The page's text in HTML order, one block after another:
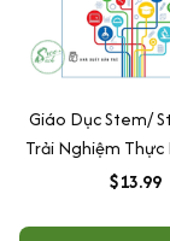
Giáo Dục Stem/
Trải Nghiệm Thực
Tư Duy Sáng
$13.99